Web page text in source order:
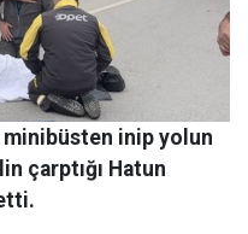
minibüsten inip yolun
çarptığı Hatun